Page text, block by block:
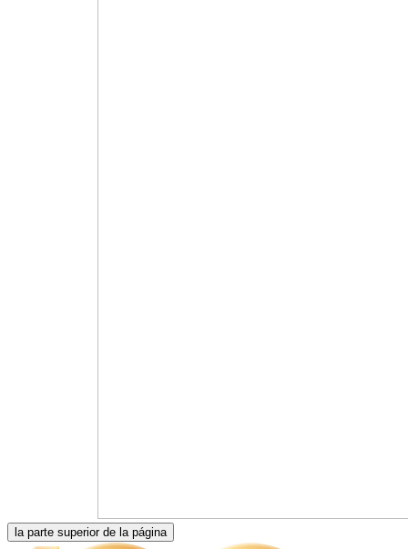
la parte superior de la página